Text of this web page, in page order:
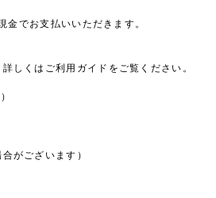
金でお支払いいただきます。
しくはご利用ガイドをご覧ください。
がございます）